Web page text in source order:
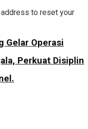
Gelar Operasi
Perkuat Disiplin
to reset your